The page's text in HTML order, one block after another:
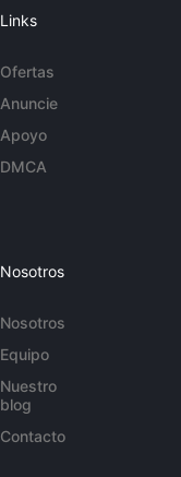
Links
Ofertas
Anuncie
Apoyo
DMCA
Nosotros
Nosotros
Equipo
Nuestro
blog
Contacto